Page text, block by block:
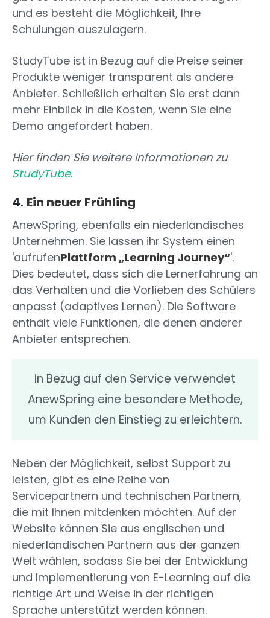
und es besteht die Möglichkeit, Ihre
Schulungen auszulagern.
StudyTube ist in Bezug auf die Preise seiner
Produkte weniger transparent als andere
Anbieter. Schließlich erhalten Sie erst dann
mehr Einblick in die Kosten, wenn Sie eine
Demo angefordert haben.
Hier finden Sie weitere Informationen zu
StudyTube.
4. Ein neuer Frühling
AnewSpring, ebenfalls ein niederländisches
Unternehmen. Sie lassen ihr System einen
'aufrufenPlattform „Learning Journey“'.
Dies bedeutet, dass sich die Lernerfahrung an
das Verhalten und die Vorlieben des Schülers
anpasst (adaptives Lernen). Die Software
enthält viele Funktionen, die denen anderer
Anbieter entsprechen.
In Bezug auf den Service verwendet
AnewSpring eine besondere Methode,
um Kunden den Einstieg zu erleichtern.
Neben der Möglichkeit, selbst Support zu
leisten, gibt es eine Reihe von
Servicepartnern und technischen Partnern,
die mit Ihnen mitdenken möchten. Auf der
Website können Sie aus englischen und
niederländischen Partnern aus der ganzen
Welt wählen, sodass Sie bei der Entwicklung
und Implementierung von E-Learning auf die
richtige Art und Weise in der richtigen
Sprache unterstützt werden können.